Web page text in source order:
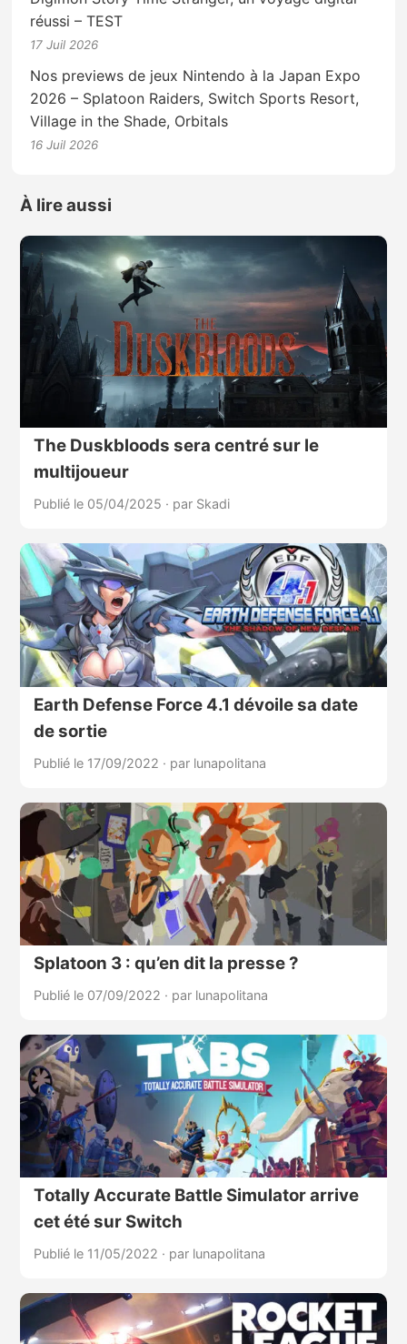
réussi – TEST
17 Juil 2026
Nos previews de jeux Nintendo à la Japan Expo
2026 – Splatoon Raiders, Switch Sports Resort,
Village in the Shade, Orbitals
16 Juil 2026
À lire aussi
The Duskbloods sera centré sur le
multijoueur
Publié le 05/04/2025 · par Skadi
Earth Defense Force 4.1 dévoile sa date
de sortie
Publié le 17/09/2022 · par lunapolitana
Splatoon 3 : qu’en dit la presse ?
Publié le 07/09/2022 · par lunapolitana
Totally Accurate Battle Simulator arrive
cet été sur Switch
Publié le 11/05/2022 · par lunapolitana